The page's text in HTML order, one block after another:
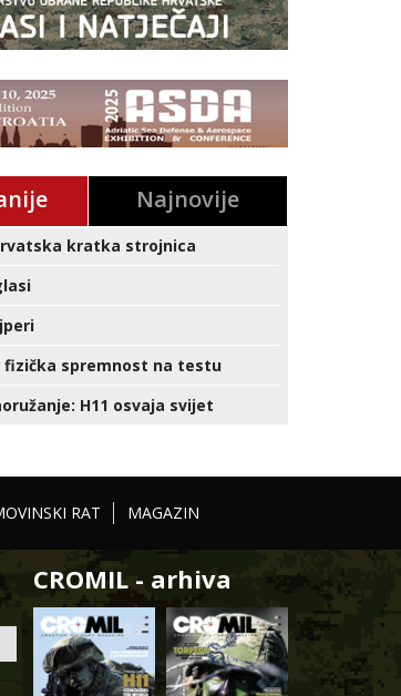
Najnovije
kratka strojnica
fizička spremnost na testu
H11 osvaja svijet
RAT MAGAZIN
CROMIL - arhiva